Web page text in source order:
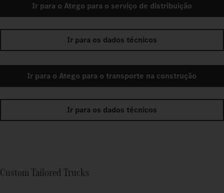
Ir para o Atego para o serviço de distribuição
Ir para os dados técnicos
Ir para o Atego para o transporte na construção
Ir para os dados técnicos
Custom Tailored Trucks